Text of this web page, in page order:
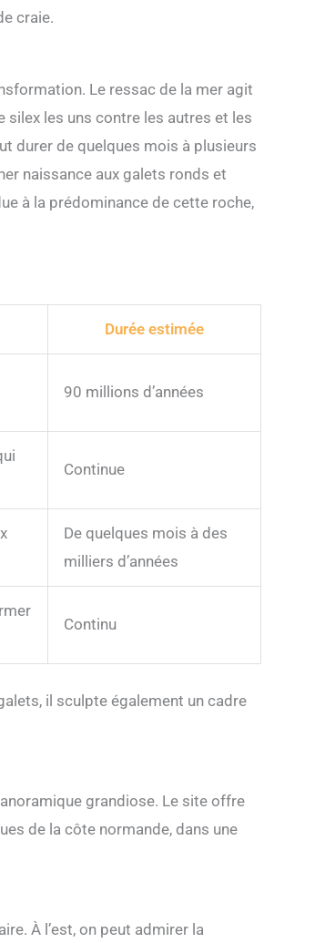
craie.
Le ressac de la mer agit
les uns contre les autres et les
durer de quelques mois à plusieurs
naissance aux galets ronds et
à la prédominance de cette roche,
Durée estimée
90 millions d’années
Continue
De quelques mois à des
milliers d’années
Continu
il sculpte également un cadre
grandiose. Le site offre
de la côte normande, dans une
À l’est, on peut admirer la